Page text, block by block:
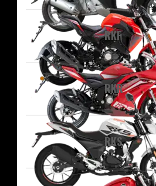
RKF
RKR
RKS